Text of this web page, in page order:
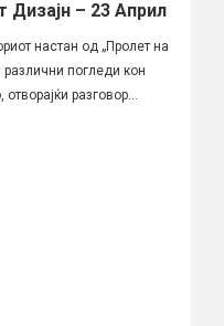
Дизајн – 23 Април
настан од „Пролет на
погледи кон
разговор...